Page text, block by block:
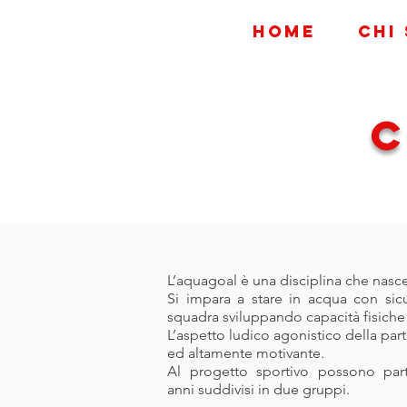
Home Chi
L’aquagoal è una disciplina che
Si impara a stare in acqua con
squadra sviluppando capacità
L’aspetto ludico agonistico della
ed altamente motivante.
Al progetto sportivo possono
anni suddivisi in due gruppi.